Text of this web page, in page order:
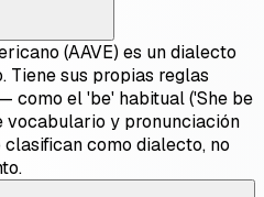
(AAVE) es un dialecto
Tiene sus propias reglas
como el 'be' habitual ('She be
y pronunciación
como dialecto, no